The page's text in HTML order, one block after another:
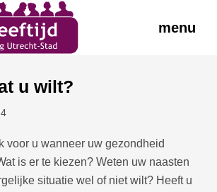
menu
u wilt?
voor u wanneer uw gezondheid
is er te kiezen? Weten uw naasten
situatie wel of niet wilt? Heeft u